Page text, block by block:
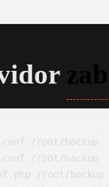
/root/backup
/root/backup
/root/backup